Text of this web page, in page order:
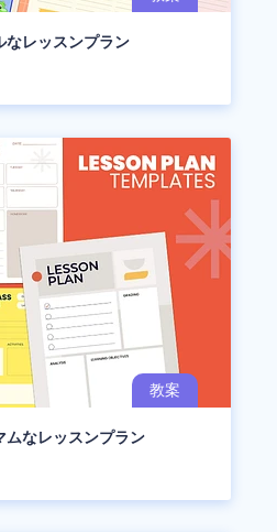
なレッスンプラン
ムなレッスンプラン